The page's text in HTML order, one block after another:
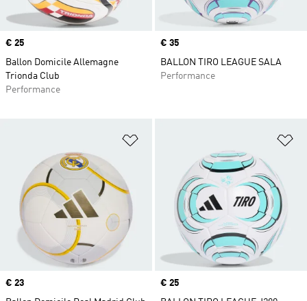
Prix
€ 25
Ballon Domicile Allemagne
Trionda Club
Performance
Prix
€ 35
BALLON TIRO LEAGUE SALA
Performance
Ajouter à la Liste de produits
Prix
€ 23
Prix
€ 25